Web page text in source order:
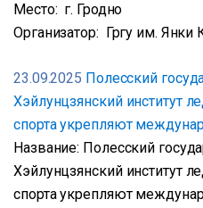
Место: г. Гродно
Организатор: Гргу им. Янки
23.09.2025 Полесский
Хэйлунцзянский институт
спорта укрепляют
Название: Полесский
Хэйлунцзянский институт
спорта укрепляют